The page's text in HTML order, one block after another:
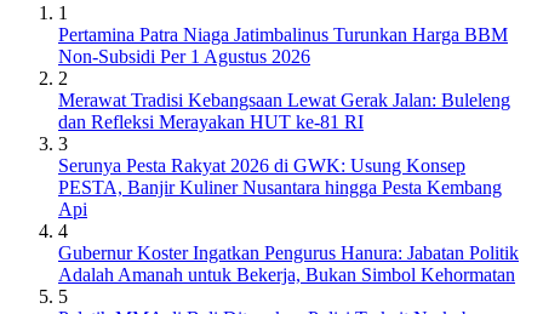
1
Pertamina Patra Niaga Jatimbalinus Turunkan Harga BBM
Non-Subsidi Per 1 Agustus 2026
2
Merawat Tradisi Kebangsaan Lewat Gerak Jalan: Buleleng
dan Refleksi Merayakan HUT ke-81 RI
3
Serunya Pesta Rakyat 2026 di GWK: Usung Konsep
PESTA, Banjir Kuliner Nusantara hingga Pesta Kembang
Api
4
Gubernur Koster Ingatkan Pengurus Hanura: Jabatan Politik
Adalah Amanah untuk Bekerja, Bukan Simbol Kehormatan
5